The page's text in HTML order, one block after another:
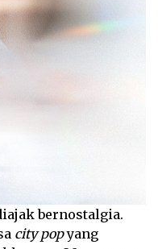
bernostalgia.
city popyang